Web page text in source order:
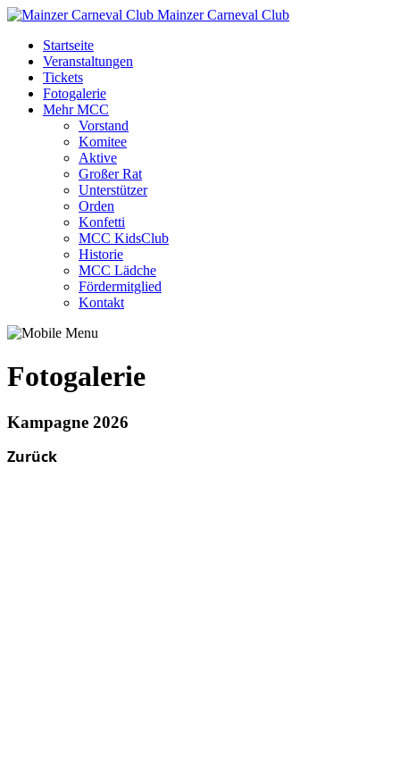
Mainzer Carneval Club
Startseite
Veranstaltungen
Tickets
Fotogalerie
Mehr MCC
Vorstand
Komitee
Aktive
Großer Rat
Unterstützer
Orden
Konfetti
MCC KidsClub
Historie
MCC Lädche
Fördermitglied
Kontakt
Fotogalerie
Kampagne 2026
Zurück